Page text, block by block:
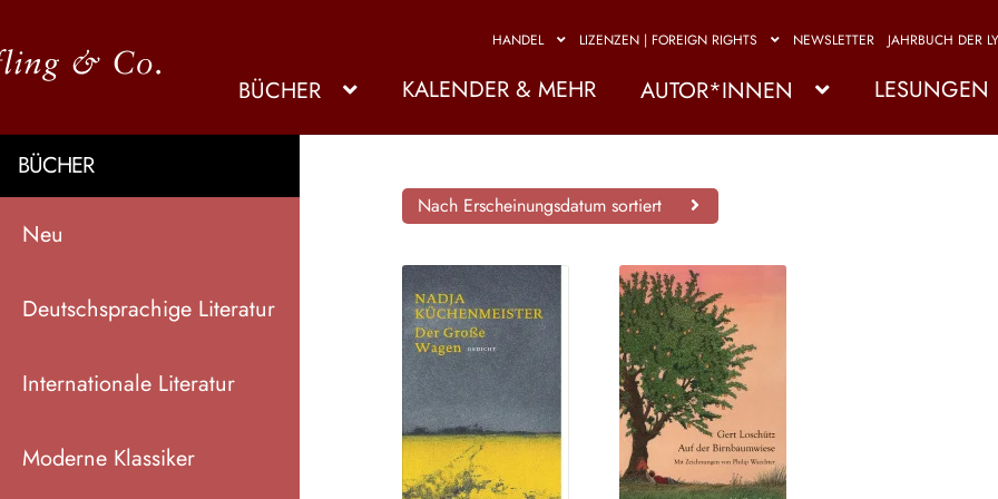
HANDEL LIZENZEN | FOREIGN RIGHTS NEWSLETTER JAHRBUCH DER
BÜCHER KALENDER & MEHR AUTOR*INNEN LESUNGEN
BÜCHER
Neu
Deutschsprachige Literatur
Internationale Literatur
Moderne Klassiker
Nach Erscheinungsdatum sortiert